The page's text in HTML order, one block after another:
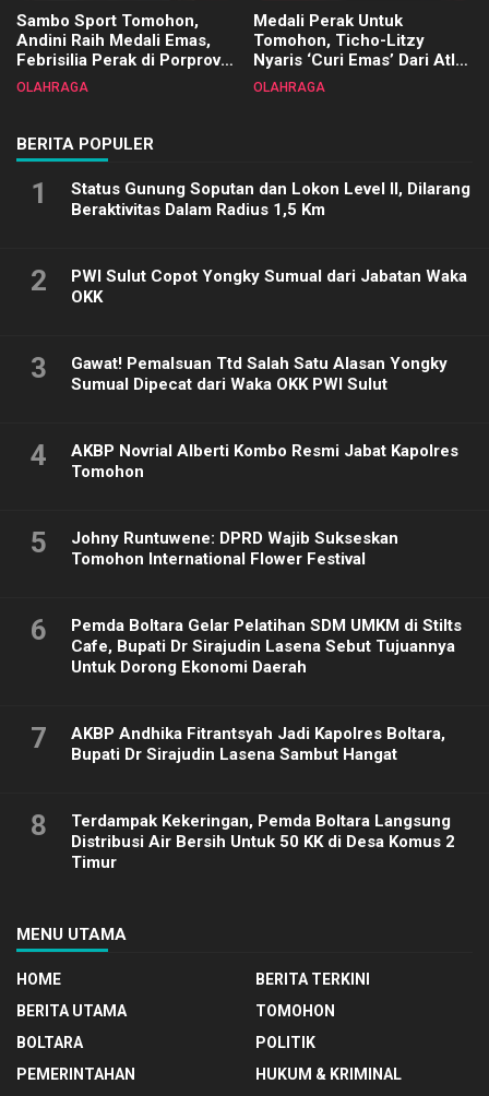
Sambo Sport Tomohon,
Andini Raih Medali Emas,
Febrisilia Perak di Porprov
Sulut 2025
OLAHRAGA
Medali Perak Untuk
Tomohon, Ticho-Litzy
Nyaris ‘Curi Emas’ Dari Atlet
Biliar PON di Porprov Sulut
OLAHRAGA
BERITA POPULER
1
Status Gunung Soputan dan Lokon Level II, Dilarang
Beraktivitas Dalam Radius 1,5 Km
2
PWI Sulut Copot Yongky Sumual dari Jabatan Waka
OKK
3
Gawat! Pemalsuan Ttd Salah Satu Alasan Yongky
Sumual Dipecat dari Waka OKK PWI Sulut
4
AKBP Novrial Alberti Kombo Resmi Jabat Kapolres
Tomohon
5
Johny Runtuwene: DPRD Wajib Sukseskan
Tomohon International Flower Festival
6
Pemda Boltara Gelar Pelatihan SDM UMKM di Stilts
Cafe, Bupati Dr Sirajudin Lasena Sebut Tujuannya
Untuk Dorong Ekonomi Daerah
7
AKBP Andhika Fitrantsyah Jadi Kapolres Boltara,
Bupati Dr Sirajudin Lasena Sambut Hangat
8
Terdampak Kekeringan, Pemda Boltara Langsung
Distribusi Air Bersih Untuk 50 KK di Desa Komus 2
Timur
MENU UTAMA
HOME
BERITA TERKINI
BERITA UTAMA
TOMOHON
BOLTARA
POLITIK
PEMERINTAHAN
HUKUM & KRIMINAL